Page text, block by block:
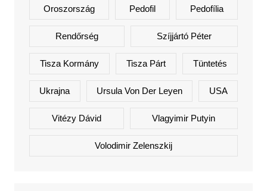
Oroszország Pedofil Pedofília
Rendőrség Szíjjártó Péter
Tisza Kormány Tisza Párt Tüntetés
Ukrajna Ursula Von Der Leyen USA
Vitézy Dávid Vlagyimir Putyin
Volodimir Zelenszkij